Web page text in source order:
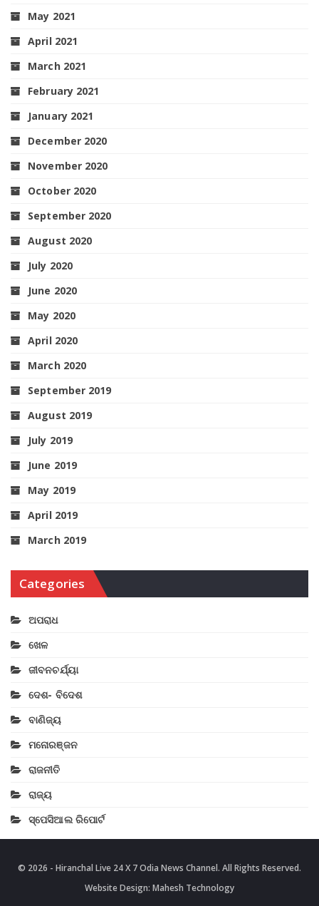
May 2021
April 2021
March 2021
February 2021
January 2021
December 2020
November 2020
October 2020
September 2020
August 2020
July 2020
June 2020
May 2020
April 2020
March 2020
September 2019
August 2019
July 2019
June 2019
May 2019
April 2019
March 2019
Categories
ଅପରାଧ
ଖେଳ
ଜୀବନଚର୍ଯ୍ୟା
ଦେଶ- ବିଦେଶ
ବାଣିଜ୍ୟ
ମନୋରଞ୍ଜନ
ରାଜନୀତି
ରାଜ୍ୟ
ସ୍ପେସିଆଲ ରିପୋର୍ଟ
© 2026 - Hiranchal Live 24 X 7 Odia News Channel. All Rights Reserved.
Website Design: Mahesh Technology